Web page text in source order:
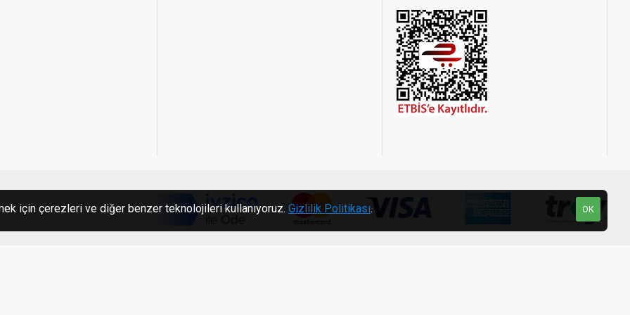
OK
için çerezleri ve diğer benzer teknolojileri kullanıyoruz. Gizlilik Politikası.